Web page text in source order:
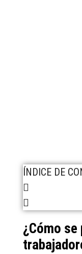
ÍNDICE DE
¿Cómo